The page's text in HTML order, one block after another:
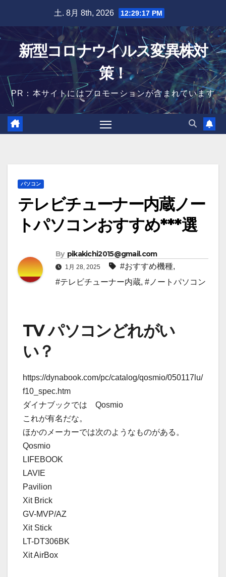
content
土. 8月 8th, 2026 12:29:18 PM
新型コロナウイルス変異株対
策！
PR：本サイトにはプロモーションが含まれています
パソコン
テレビチューナー内蔵ノー
トパソコンおすすめ***選
By pikakichi2015@gmail.com
1月 28, 2025 #おすすめ機種,
#テレビチューナー内蔵, #ノートパソコン
TV パソコンどれがい
い？
https://dynabook.com/pc/catalog/qosmio/050117lu/
f10_spec.htm
ダイナブックでは Qosmio
これが有名だな。
ほかのメーカーでは次のようなものがある。
Qosmio
LIFEBOOK
LAVIE
Pavilion
Xit Brick
GV-MVP/AZ
Xit Stick
LT-DT306BK
Xit AirBox